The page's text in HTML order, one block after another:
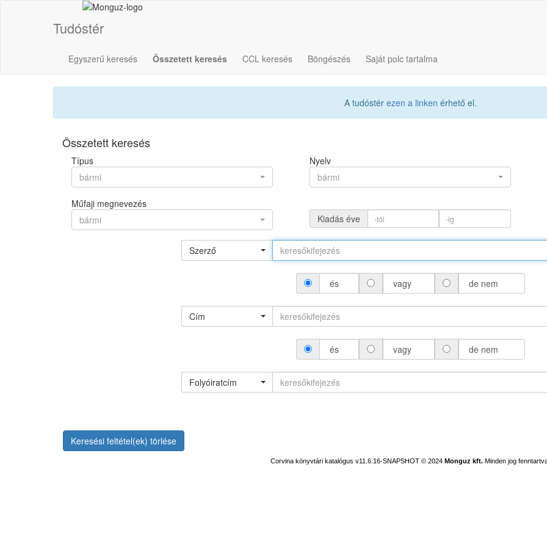
Tudóstér
Egyszerű keresés Összetett keresés CCL keresés Böngészés Saját polc tartalma
A tudóstér ezen a linken érhető el.
Összetett keresés
Típus
bármi
Nyelv
bármi
Műfaji megnevezés
bármi
Kiadás éve
Szerző
és vagy de nem
Cím
és vagy de nem
Folyóiratcím
Keresési feltétel(ek) törlése
Corvina könyvtári katalógus v11.6.16-SNAPSHOT © 2024 Monguz kft. Minden jog